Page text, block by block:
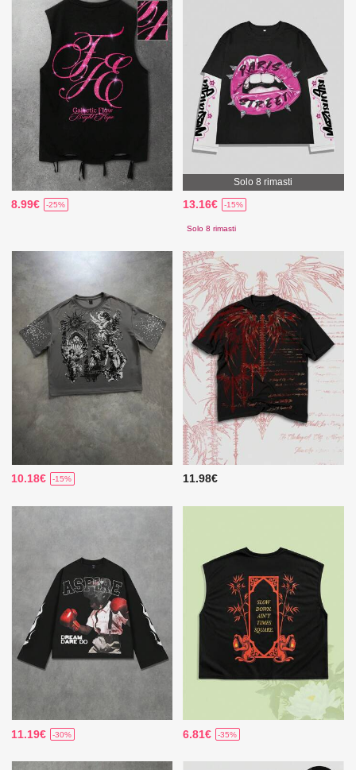
8.99€ -25%
Solo 8 rimasti
13.16€ -15%
Solo 8 rimasti
10.18€ -15% 11.98€
11.19€ -30% 6.81€ -35%